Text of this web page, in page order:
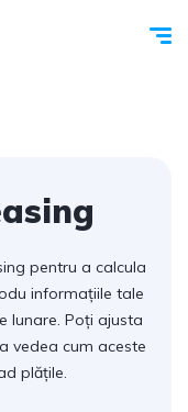
pentru a calcula
informațiile tale
lunare. Poți ajusta
vedea cum aceste
plățile.